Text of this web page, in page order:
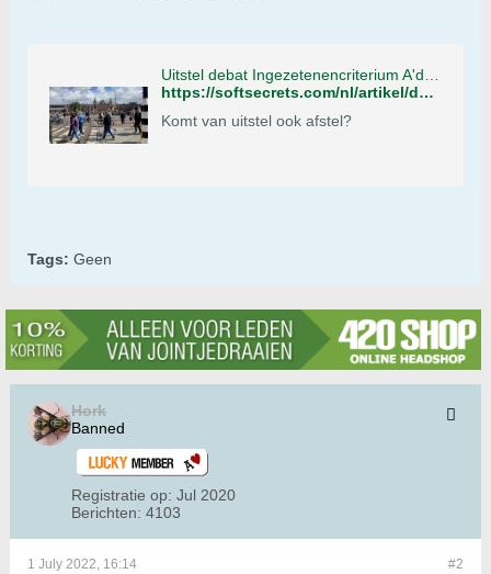
https://softsecrets.com/nl/artikel/debat-toeristenverbod-coffeeshops-amsterdam-uitgesteld
Komt van uitstel ook afstel?
Tags: Geen
Hork
Banned
Registratie op: Jul 2020
Berichten: 4103
#2
1 July 2022, 16:14